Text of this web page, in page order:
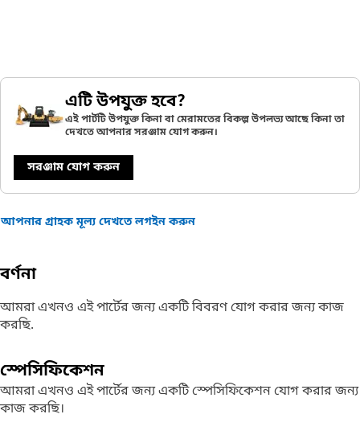
এটি উপযুক্ত হবে?
এই পার্টটি উপযুক্ত কিনা বা মেরামতের বিকল্প উপলভ্য আছে কিনা তা
দেখতে আপনার সরঞ্জাম যোগ করুন।
সরঞ্জাম যোগ করুন
আপনার গ্রাহক মূল্য দেখতে লগইন করুন
বর্ণনা
আমরা এখনও এই পার্টের জন্য একটি বিবরণ যোগ করার জন্য কাজ
করছি.
স্পেসিফিকেশন
আমরা এখনও এই পার্টের জন্য একটি স্পেসিফিকেশন যোগ করার জন্য
কাজ করছি।